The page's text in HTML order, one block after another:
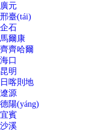
廣元
邢臺(tái)
企石
馬爾康
齊齊哈爾
海口
昆明
日喀則地
遼源
德陽(yáng)
宜賓
沙溪